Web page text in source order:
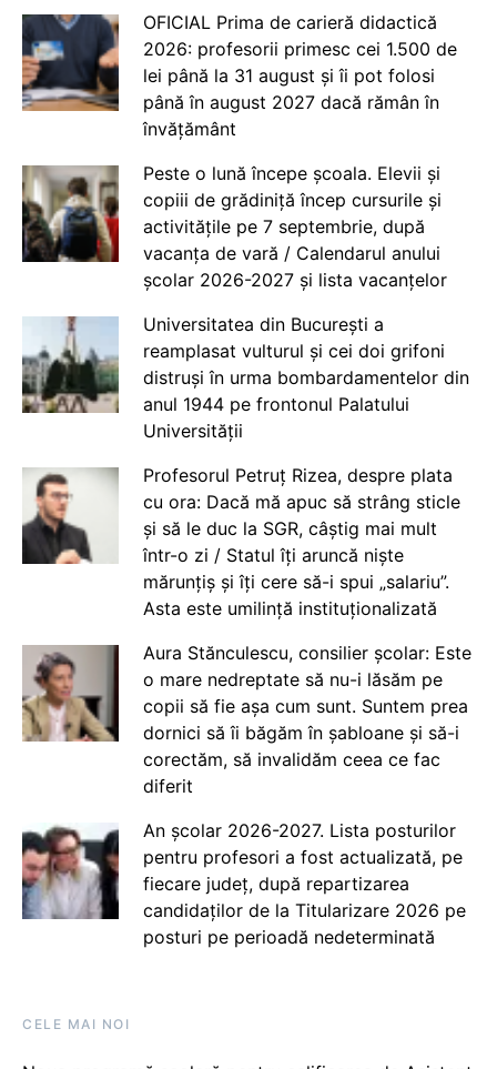
OFICIAL Prima de carieră didactică
2026: profesorii primesc cei 1.500 de
lei până la 31 august și îi pot folosi
până în august 2027 dacă rămân în
învățământ
Peste o lună începe școala. Elevii și
copiii de grădiniță încep cursurile și
activitățile pe 7 septembrie, după
vacanța de vară / Calendarul anului
școlar 2026-2027 și lista vacanțelor
Universitatea din București a
reamplasat vulturul și cei doi grifoni
distruși în urma bombardamentelor din
anul 1944 pe frontonul Palatului
Universității
Profesorul Petruț Rizea, despre plata
cu ora: Dacă mă apuc să strâng sticle
și să le duc la SGR, câștig mai mult
într-o zi / Statul îți aruncă niște
mărunțiș și îți cere să-i spui „salariu”.
Asta este umilință instituționalizată
Aura Stănculescu, consilier școlar: Este
o mare nedreptate să nu-i lăsăm pe
copii să fie așa cum sunt. Suntem prea
dornici să îi băgăm în șabloane și să-i
corectăm, să invalidăm ceea ce fac
diferit
An școlar 2026-2027. Lista posturilor
pentru profesori a fost actualizată, pe
fiecare județ, după repartizarea
candidaților de la Titularizare 2026 pe
posturi pe perioadă nedeterminată
CELE MAI NOI